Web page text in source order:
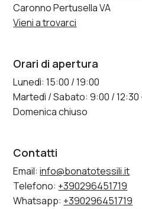
Caronno Pertusella VA
Vieni a trovarci
Orari di apertura
Lunedì: 15:00 / 19:00
Martedì / Sabato: 9:00 / 12:30
Domenica chiuso
Contatti
Email:info@bonatotessili.it
Telefono: +390296451719
Whatsapp: +390296451719